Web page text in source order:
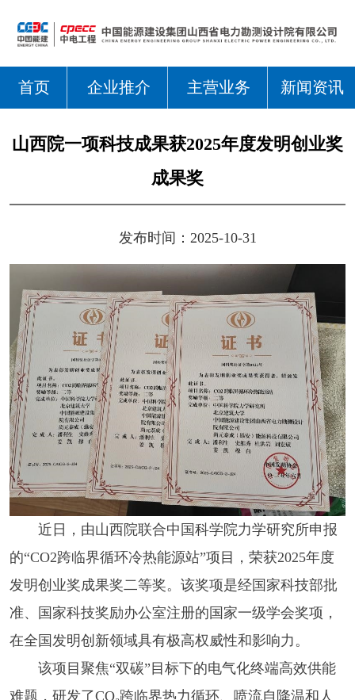
首页 企业推介 主营业务 新闻资讯
山西院一项科技成果获2025年度发明创业奖
成果奖
发布时间：2025-10-31
近日，由山西院联合中国科学院力学研究所申报
的“CO2跨临界循环冷热能源站”项目，荣获2025年度
发明创业奖成果奖二等奖。该奖项是经国家科技部批
准、国家科技奖励办公室注册的国家一级学会奖项，
在全国发明创新领域具有极高权威性和影响力。
该项目聚焦“双碳”目标下的电气化终端高效供能
难题，研发了CO₂跨临界热力循环、喷流自降温和人